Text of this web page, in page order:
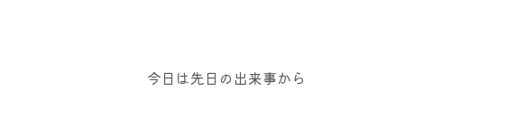
今日は先日の出来事から